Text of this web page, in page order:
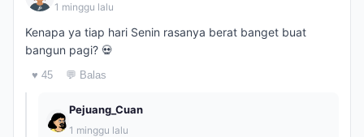
1 minggu lalu
Kenapa ya tiap hari Senin rasanya berat banget buat
bangun pagi? 💀
♥ 45 💬 Balas
Pejuang_Cuan
1 minggu lalu